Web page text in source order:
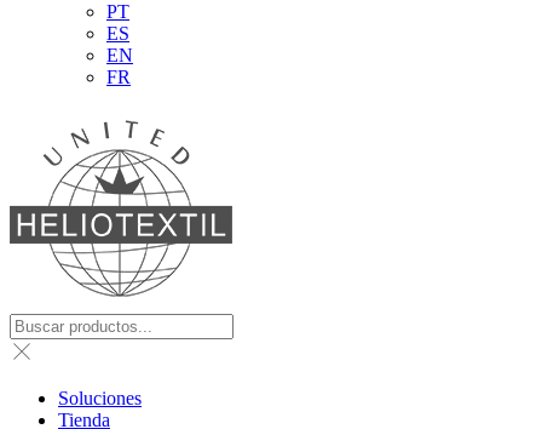
PT
ES
EN
FR
Soluciones
Tienda